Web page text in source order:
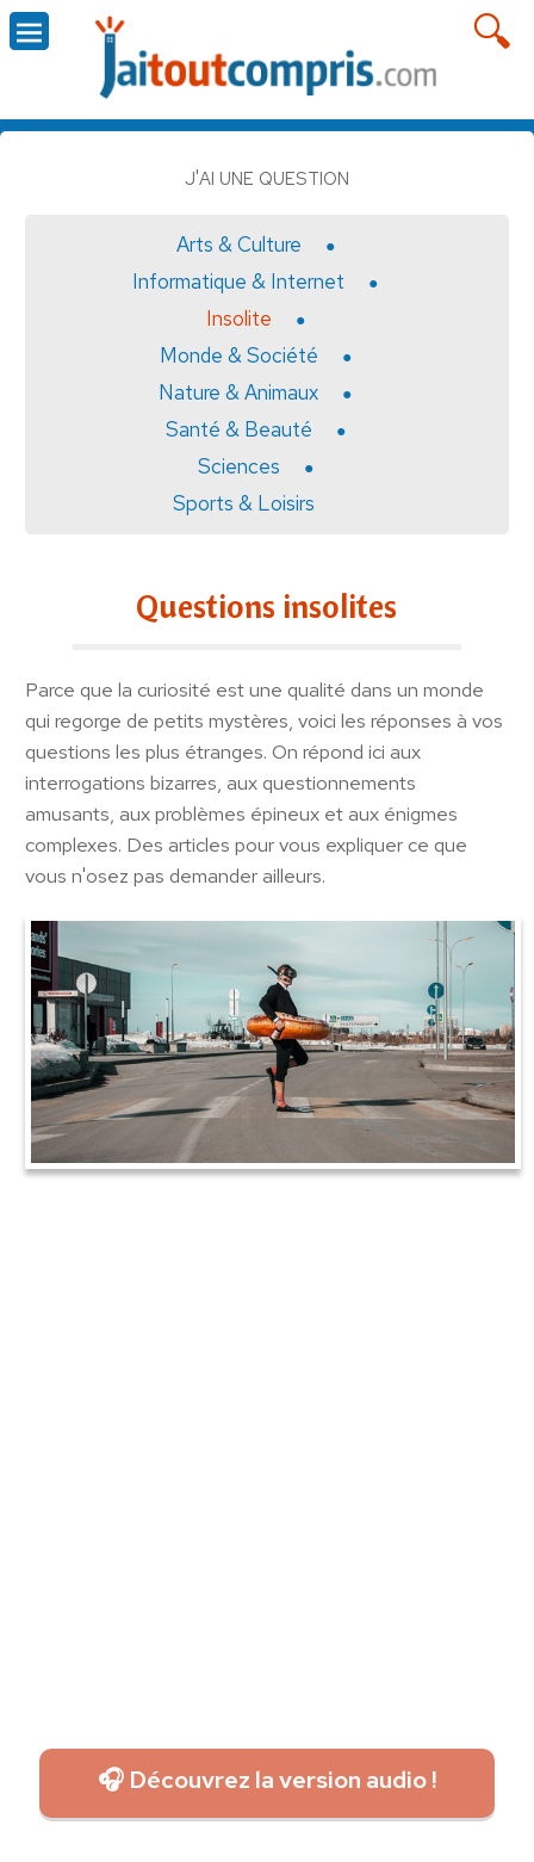
J'AI UNE QUESTION
Arts & Culture
Informatique & Internet
Insolite
Monde & Société
Nature & Animaux
Santé & Beauté
Sciences
Sports & Loisirs
Questions insolites
Parce que la curiosité est une qualité dans un monde
qui regorge de petits mystères, voici les réponses à vos
questions les plus étranges. On répond ici aux
interrogations bizarres, aux questionnements
amusants, aux problèmes épineux et aux énigmes
complexes. Des articles pour vous expliquer ce que
vous n'osez pas demander ailleurs.
🎧 Découvrez la version audio !